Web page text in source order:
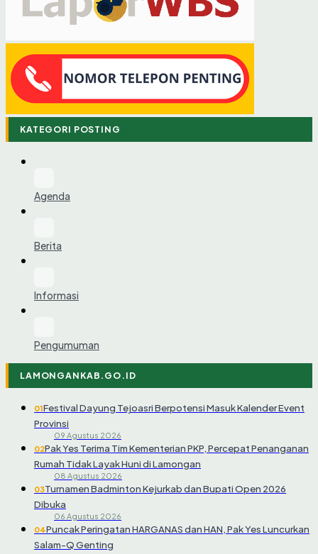
KATEGORI POSTING
Agenda
Berita
Informasi
Pengumuman
LAMONGANKAB.GO.ID
01Festival Dayung Tejoasri Berpotensi Masuk Kalender Event
Provinsi
09 Agustus 2026
02Pak Yes Terima Tim Kementerian PKP, Percepat Penanganan
Rumah Tidak Layak Huni di Lamongan
08 Agustus 2026
03Turnamen Badminton Kejurkab dan Bupati Open 2026
Dibuka
06 Agustus 2026
04Puncak Peringatan HARGANAS dan HAN, Pak Yes Luncurkan
Salam-Q Genting